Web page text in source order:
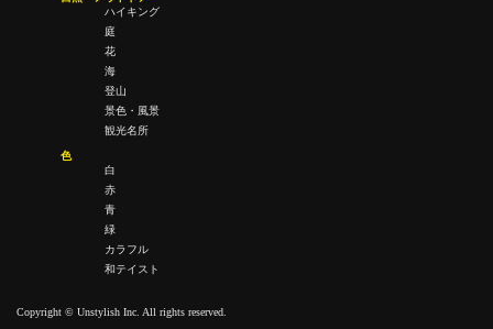
ハイキング
庭
花
海
登山
景色・風景
観光名所
色
白
赤
青
緑
カラフル
和テイスト
Copyright © Unstylish Inc. All rights reserved.